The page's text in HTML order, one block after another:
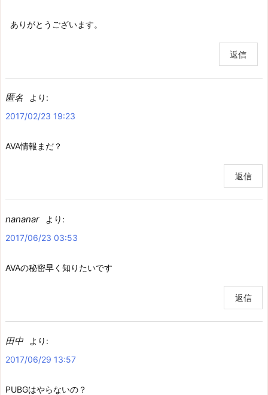
ありがとうございます。
返信
匿名
より:
2017/02/23 19:23
AVA情報まだ？
返信
nananar
より:
2017/06/23 03:53
AVAの秘密早く知りたいです
返信
田中
より:
2017/06/29 13:57
PUBGはやらないの？